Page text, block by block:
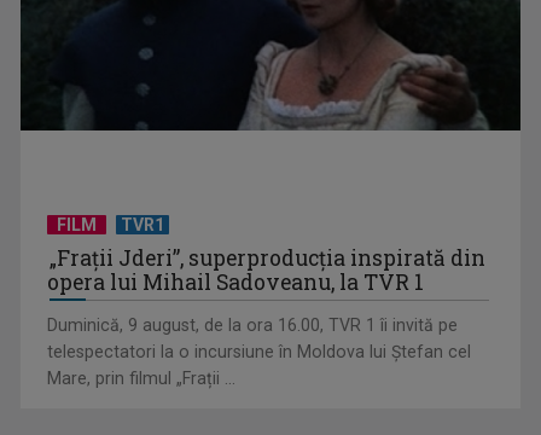
FILM TVR1
„Frații Jderi”, superproducția inspirată din
opera lui Mihail Sadoveanu, la TVR 1
Duminică, 9 august, de la ora 16.00, TVR 1 îi invită pe
telespectatori la o incursiune în Moldova lui Ștefan cel
Mare, prin filmul „Frații ...